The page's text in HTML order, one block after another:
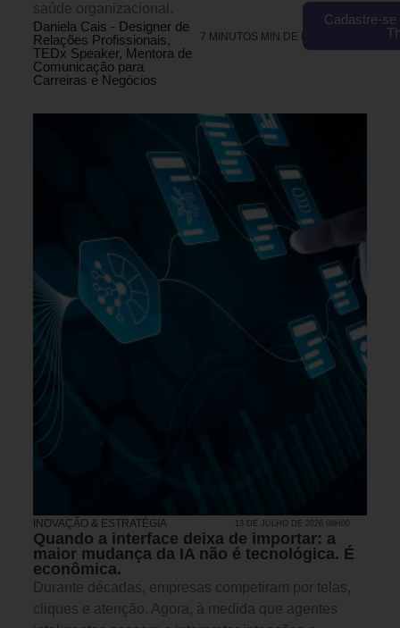
saúde organizacional.
Daniela Cais - Designer de
Relações Profissionais,
TEDx Speaker, Mentora de
Comunicação para
Carreiras e Negócios
7 MINUTOS MIN DE LEITURA
INOVAÇÃO & ESTRATÉGIA 13 DE JULHO DE 2026 08H00
Quando a interface deixa de importar: a
maior mudança da IA não é tecnológica. É
econômica.
Durante décadas, empresas competiram por telas,
cliques e atenção. Agora, à medida que agentes
Cadastre-